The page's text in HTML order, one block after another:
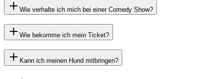
Wie verhalte ich mich bei einer Comedy Show?
Wie bekomme ich mein Ticket?
Kann ich meinen Hund mitbringen?